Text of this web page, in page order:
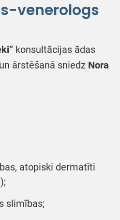
venerologs
konsultācijas ādas
ārstēšanā sniedz Nora
atopiski dermatīti
slimības;